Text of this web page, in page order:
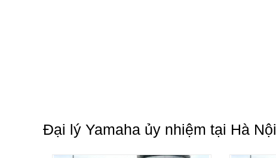
Đại lý Yamaha ủy nhiệm tại Hà Nội